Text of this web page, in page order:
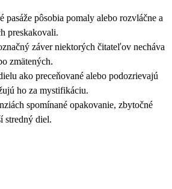
pasáže pôsobia pomaly alebo rozvláčne a
preskakovali.
záver niektorých čitateľov necháva
zmätených.
ako preceňované alebo podozrievajú
ho za mystifikáciu.
spomínané opakovanie, zbytočné
stredný diel.